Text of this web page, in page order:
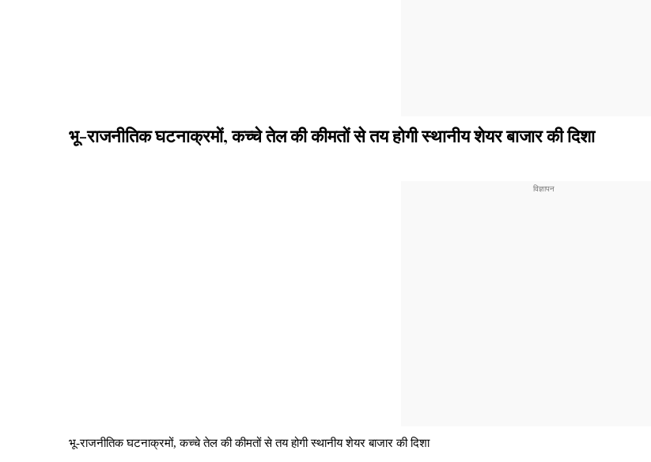
भू-राजनीतिक घटनाक्रमों, कच्चे तेल की कीमतों से तय होगी स्थानीय शेयर बाजार की दिशा
भू-राजनीतिक घटनाक्रमों, कच्चे तेल की कीमतों से तय होगी स्थानीय शेयर बाजार की दिशा